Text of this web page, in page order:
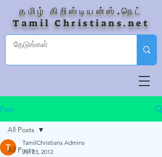
தமிழ் கிறிஸ்டியன்ஸ்.நெட்
Tamil Christians.net
Post
All Posts
All Posts
TamilChristians Admins
Jul 23, 2012